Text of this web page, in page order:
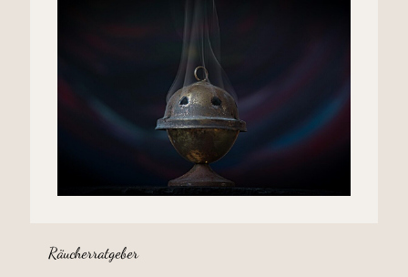
Räucherratgeber